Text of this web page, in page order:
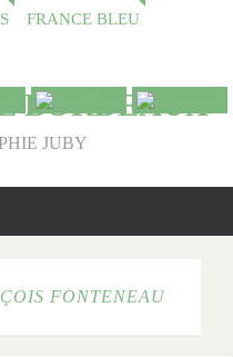
FRANCE BLEU
BORDEAUX
JUBY
FONTENEAU